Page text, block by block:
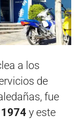
a los
de
fue
y este